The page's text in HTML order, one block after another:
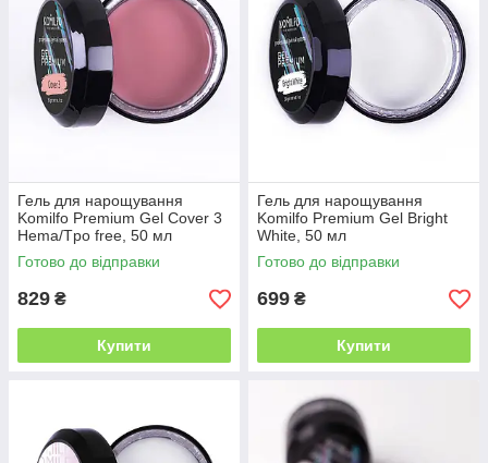
Гель для нарощування
Komilfo Premium Gel Cover 3
Hema/Tpo free, 50 мл
Готово до відправки
829 ₴
Купити
Гель для нарощування
Komilfo Premium Gel Bright
White, 50 мл
Готово до відправки
699 ₴
Купити